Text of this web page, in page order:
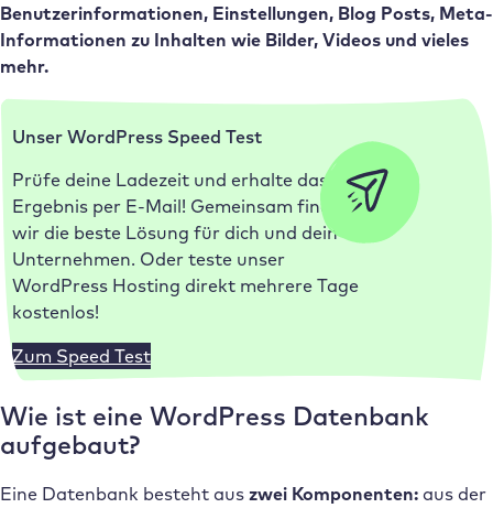
Benutzerinformationen, Einstellungen, Blog Posts, Meta-
Informationen zu Inhalten wie Bilder, Videos und vieles
mehr.
Unser WordPress Speed Test
Prüfe deine Ladezeit und erhalte das
Ergebnis per E-Mail! Gemeinsam finden
wir die beste Lösung für dich und dein
Unternehmen. Oder teste unser
WordPress Hosting direkt mehrere Tage
kostenlos!
Zum Speed Test
Wie ist eine WordPress Datenbank
aufgebaut?
Eine Datenbank besteht aus zwei Komponenten: aus der